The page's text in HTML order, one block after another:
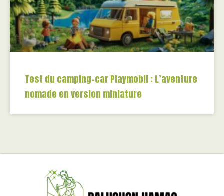
Test du camping-car Playmobil : L’aventure
nomade en version miniature